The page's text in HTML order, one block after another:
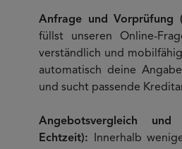
Anfrage und Vorprüfung
füllst unseren Online-
verständlich und
automatisch deine
und sucht passende
Angebotsvergleich
Echtzeit):
Innerhalb